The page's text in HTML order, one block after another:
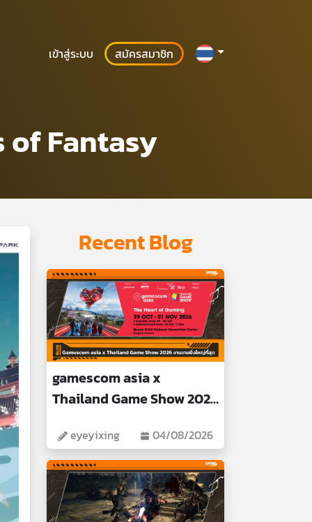
เข้าสู่ระบบ สมัครสมาชิก
of Fantasy
Recent Blog
gamescom asia x
Thailand Game Show 2026
eyeyixing 04/08/2026